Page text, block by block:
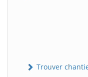
Trouver